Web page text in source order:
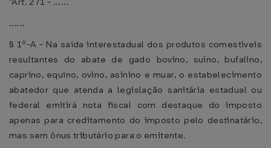
......
§ 1º-A - Na saída interestadual dos produtos comestíveis
resultantes do abate de gado bovino, suíno, bufalino,
caprino, equino, ovino, asinino e muar, o estabelecimento
abatedor que atenda a legislação sanitária estadual ou
federal emitirá nota fiscal com destaque do imposto
apenas para creditamento do imposto pelo destinatário,
mas sem ônus tributário para o emitente.